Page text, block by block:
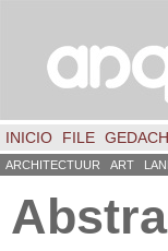
INICIO FILE
ARCHITECTUUR ART